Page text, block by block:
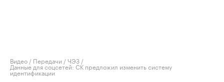
Видео / Передачи /ЧЭЗ /
Данные для соцсетей: СК предложил изменить систему
идентификации